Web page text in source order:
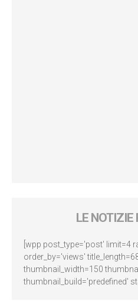
LE NOTIZIE
[wpp post_type='post' limit=4
order_by='views'
thumbnail_width=150
thumbnail_build='predefined'